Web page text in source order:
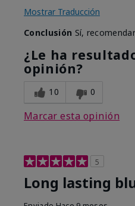
Mostrar Traducción
Conclusión Sí,
¿Le ha
opinión?
10 0
Marcar esta opinión
5
Long lasting